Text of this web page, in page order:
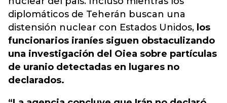
diplomáticos de Teherán buscan una
distensión nuclear con Estados Unidos, los
funcionarios iraníes siguen obstaculizando
una investigación del Oiea sobre partículas
de uranio detectadas en lugares no
declarados.